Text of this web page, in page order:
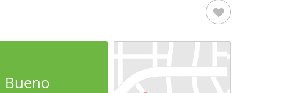
Bueno